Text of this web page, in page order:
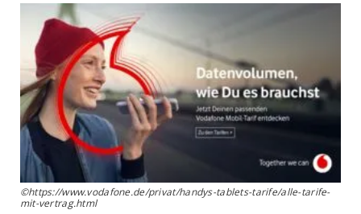
©https://www.vodafone.de/privat/handys-tablets-tarife/alle-tarife-
mit-vertrag.html